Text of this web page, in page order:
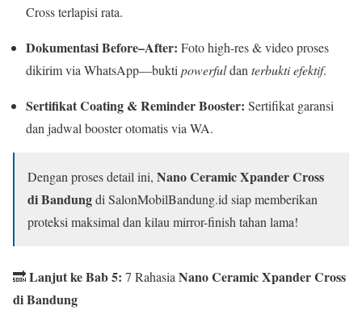
Cross terlapisi rata.
Dokumentasi Before–After: Foto high-res & video proses
dikirim via WhatsApp—bukti powerfuldan terbukti efektif.
Sertifikat Coating & Reminder Booster: Sertifikat garansi
dan jadwal booster otomatis via WA.
Dengan proses detail ini, Nano Ceramic Xpander Cross
di Bandungdi SalonMobilBandung.id siap memberikan
proteksi maksimal dan kilau mirror-finish tahan lama!
🔜Lanjut ke Bab 5: 7 Rahasia Nano Ceramic Xpander Cross
di Bandung